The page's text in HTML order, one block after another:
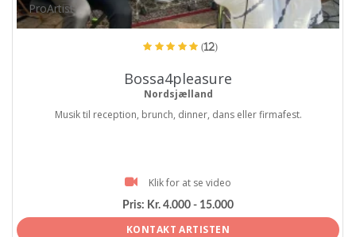
ProArtist
(12)
Bossa4pleasure
Nordsjælland
Musik til reception, brunch, dinner, dans eller firmafest.
Klik for at se video
Pris: Kr. 4.000 - 15.000
KONTAKT ARTISTEN